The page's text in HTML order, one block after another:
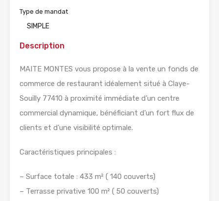
Type de mandat
SIMPLE
Description
MAITE MONTES vous propose à la vente un fonds de
commerce de restaurant idéalement situé à Claye-
Souilly 77410 à proximité immédiate d’un centre
commercial dynamique, bénéficiant d’un fort flux de
clients et d’une visibilité optimale.
Caractéristiques principales :
– Surface totale : 433 m² ( 140 couverts)
– Terrasse privative 100 m² ( 50 couverts)